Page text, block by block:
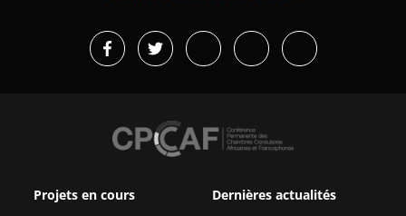
Projets en cours Dernières actualités